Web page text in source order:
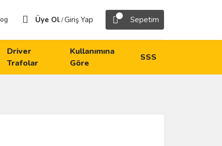
Üye Ol /Giriş Yap Sepetim
Driver
Trafolar
Kullanımına
Göre
SSS